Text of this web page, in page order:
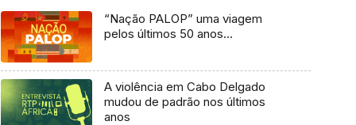
“Nação PALOP” uma viagem
pelos últimos 50 anos…
A violência em Cabo Delgado
mudou de padrão nos últimos
anos